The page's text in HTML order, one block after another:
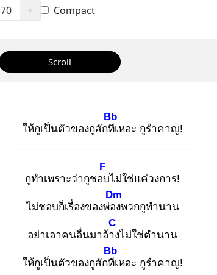
70 + Compact
Scroll
ให้กูเป็นตัวของกูสักทีเ
Bb
หอะ กูรำคาญ!
กูทำเพราะว่ากูชอบ
F
ไม่ใช่แค่วงการ!
ไม่ชอบก็เรื่องของพ่อง
Dm
พวกกูทำนาน
อย่าเอาคนอื่นมาอ้าง
C
ไม่ใช่ตำนาน
ให้กูเป็นตัวของกูสักทีเ
Bb
หอะ กูรำคาญ!